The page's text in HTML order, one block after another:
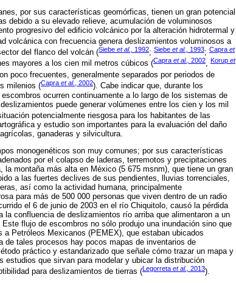
por sus características geomórficas, tienen un gran potencial
debido a su elevado relieve, acumulación de voluminosos
progresivo del edificio volcánico por la alteración hidrotermal y
volcánica con frecuencia genera deslizamientos voluminosos a
del flanco del volcán (Siebe et al., 1992; Siebe et al., 1993; Capra et
mayores a los cien mil metros cúbicos (Capra et al., 2002, Korup et
poco frecuentes, generalmente separados por periodos de
milenios (Capra et al. , 2002). Cabe indicar que, durante los
ocurren continuamente a lo largo de los sistemas de
puede generar volúmenes entre los cien y los mil
potencialmente riesgosa para los habitantes de las
y estudio son importantes para la evaluación del daño
ganaderas y silvicultura.
monogenéticos son muy comunes; por sus características
por el colapso de laderas, terremotos y precipitaciones
montaña más alta en México (5 675 msnm), que tiene un gran
a las fuertes declives de sus pendientes, lluvias torrenciales,
así como la actividad humana, principalmente
para más de 500 000 personas que viven dentro de un radio
el 6 de junio de 2003 en el río Chiquitolo, causó la pérdida
confluencia de deslizamientos río arriba que alimentaron a un
flujo de escombros no sólo produjo una inundación sino que
Petróleos Mexicanos (PEMEX), que estaban ubicados
de tales procesos hay pocos mapas de inventarios de
práctico y estandarizado que señale cómo trazar un mapa y
estudios que sirvan para modelar y ubicar la distribución
para deslizamientos de tierras ( Legorreta et al., 2013).